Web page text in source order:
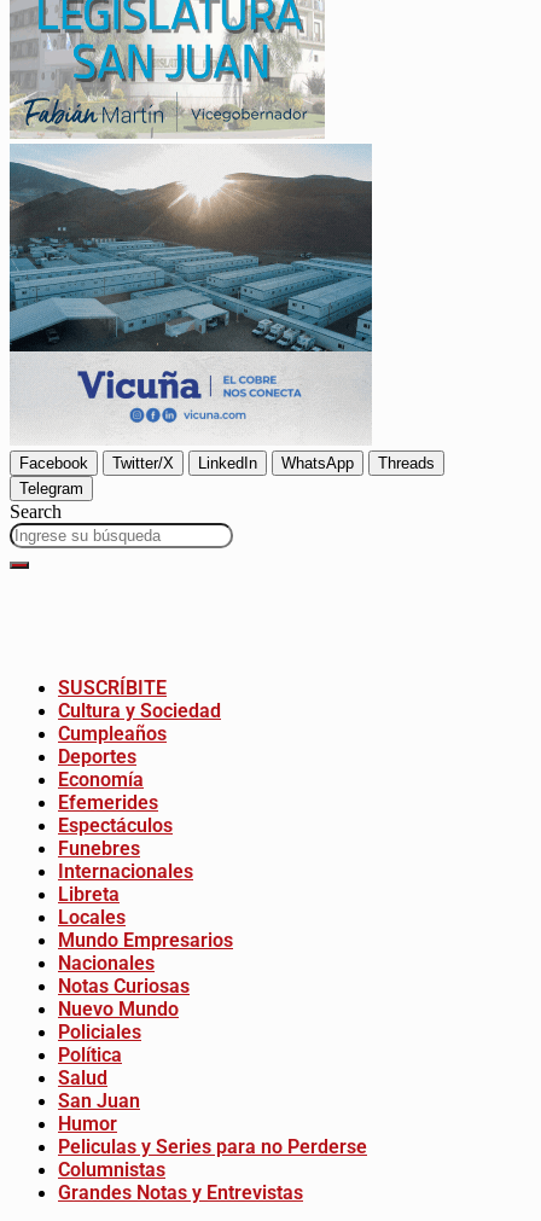
Facebook Twitter/X LinkedIn WhatsApp
Threads
Telegram
Search
SUSCRÍBITE
Cultura y Sociedad
Cumpleaños
Deportes
Economía
Efemerides
Espectáculos
Funebres
Internacionales
Libreta
Locales
Mundo Empresarios
Nacionales
Notas Curiosas
Nuevo Mundo
Policiales
Política
Salud
San Juan
Humor
Peliculas y Series para no Perderse
Columnistas
Grandes Notas y Entrevistas